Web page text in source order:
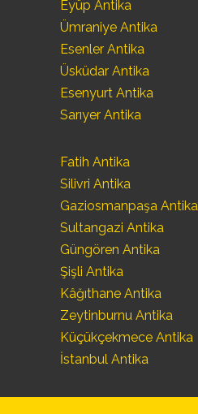
Eyüp Antika
Ümraniye Antika
Esenler Antika
Üsküdar Antika
Esenyurt Antika
Sarıyer Antika
Fatih Antika
Silivri Antika
Gaziosmanpaşa Antika
Sultangazi Antika
Güngören Antika
Şişli Antika
Kâğıthane Antika
Zeytinburnu Antika
Küçükçekmece Antika
İstanbul Antika